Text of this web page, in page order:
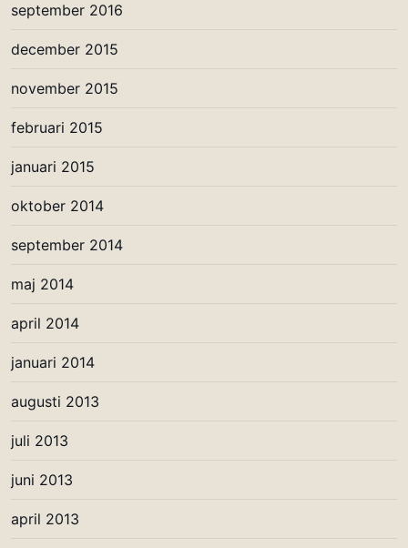
september 2016
december 2015
november 2015
februari 2015
januari 2015
oktober 2014
september 2014
maj 2014
april 2014
januari 2014
augusti 2013
juli 2013
juni 2013
april 2013